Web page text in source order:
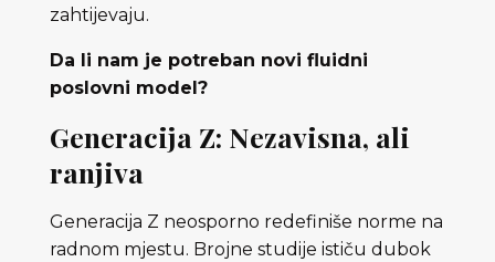
zahtijevaju.
Da li nam je potreban novi fluidni
poslovni model?
Generacija Z: Nezavisna, ali
ranjiva
Generacija Z neosporno redefiniše norme na
radnom mjestu. Brojne studije ističu dubok